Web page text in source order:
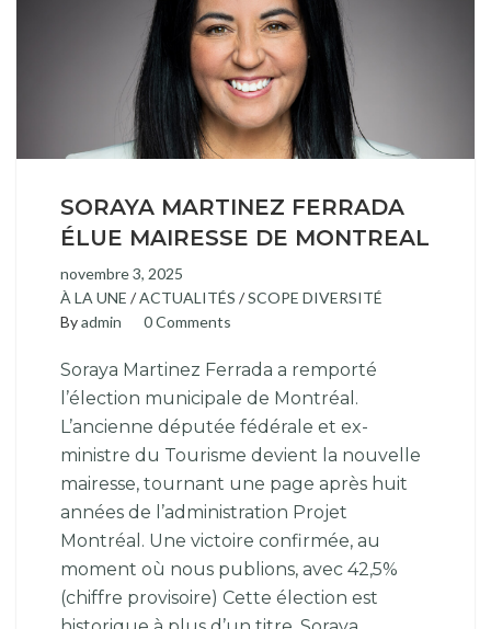
SORAYA MARTINEZ FERRADA
ÉLUE MAIRESSE DE MONTREAL
novembre 3, 2025
À LA UNE /ACTUALITÉS /SCOPE DIVERSITÉ
Byadmin 0 Comments
Soraya Martinez Ferrada a remporté
l’élection municipale de Montréal.
L’ancienne députée fédérale et ex-
ministre du Tourisme devient la nouvelle
mairesse, tournant une page après huit
années de l’administration Projet
Montréal. Une victoire confirmée, au
moment où nous publions, avec 42,5%
(chiffre provisoire) Cette élection est